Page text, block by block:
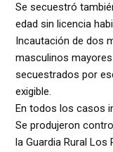
Se secuestró
edad sin licencia
Incautación de dos
masculinos
secuestrados por
exigible.
En todos los casos
Se produjeron
la Guardia Rural Los